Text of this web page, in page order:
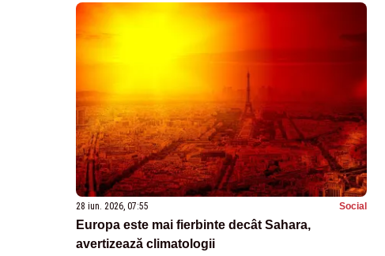
28 iun. 2026, 07:55 Social
Europa este mai fierbinte decât Sahara,
avertizează climatologii